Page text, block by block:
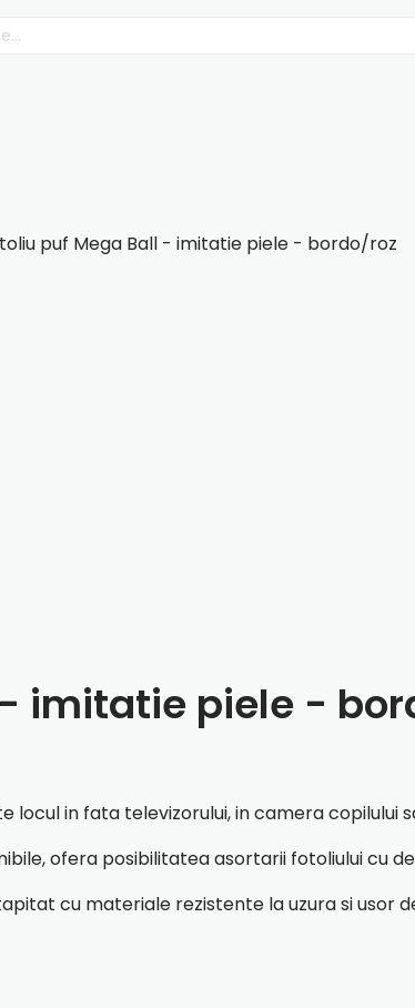
puf Mega Ball - imitatie piele - bordo/roz
imitatie piele -
locul in fata televizorului, in camera copilului
ofera posibilitatea asortarii fotoliului cu
cu materiale rezistente la uzura si usor